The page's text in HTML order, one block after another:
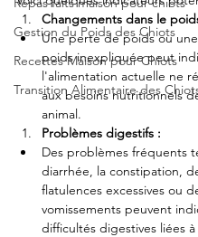
Gestion du Poids des Chiots
Recettes Maison pour Chiots
Transition Alimentaire des
Changements dans le
Une perte de poids ou
poids inexpliquée peut
l'alimentation actuelle ne
aux besoins nutritionnels
animal.
Problèmes digestifs :
Des problèmes fréquents
diarrhée, la constipation,
flatulences excessives ou
vomissements peuvent
difficultés digestives liées à